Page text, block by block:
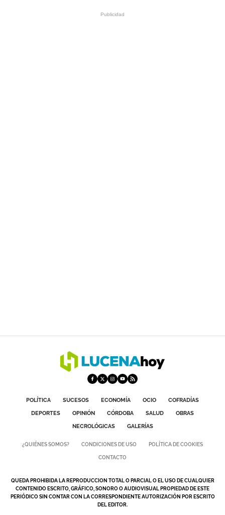
POLÍTICA SUCESOS ECONOMÍA OCIO
COFRADÍAS
DEPORTES
OPINIÓN CÓRDOBA SALUD
OBRAS
NECROLÓGICAS
GALERÍAS
¿QUIÉNES SOMOS? CONDICIONES DE USO POLÍTICA DE COOKIES
CONTACTO
QUEDA PROHIBIDA LA REPRODUCCION TOTAL O PARCIAL O EL USO DE CUALQUIER
CONTENIDO ESCRITO, GRÁFICO, SONORO O AUDIOVISUAL PROPIEDAD DE ESTE
PERIÓDICO SIN CONTAR CON LA CORRESPONDIENTE AUTORIZACIÓN POR ESCRITO
DEL EDITOR.